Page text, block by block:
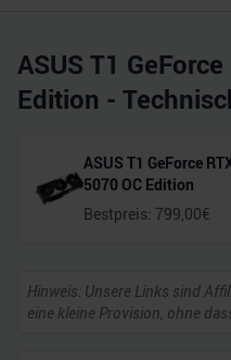
ASUS T1
Edition -
ASUS T1 GeForce
5070 OC Edition
Bestpreis: 799,00€
Hinweis: Unsere Links sind
eine kleine Provision, ohne